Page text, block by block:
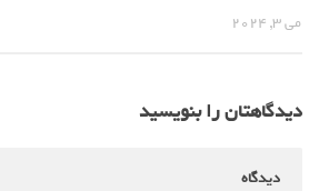
می 3, 2024
دیدگاهتان را بنویسید
دیدگاه